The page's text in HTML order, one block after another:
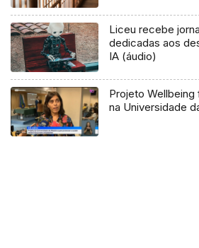
Liceu recebe
dedicadas aos
IA (áudio)
Projeto
na Universidade